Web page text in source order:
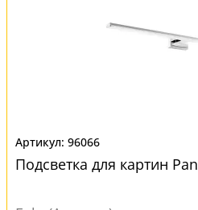
96066
Подсветка для картин